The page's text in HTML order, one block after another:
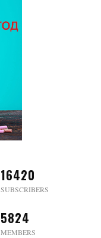
16420
SUBSCRIBERS
5824
MEMBERS